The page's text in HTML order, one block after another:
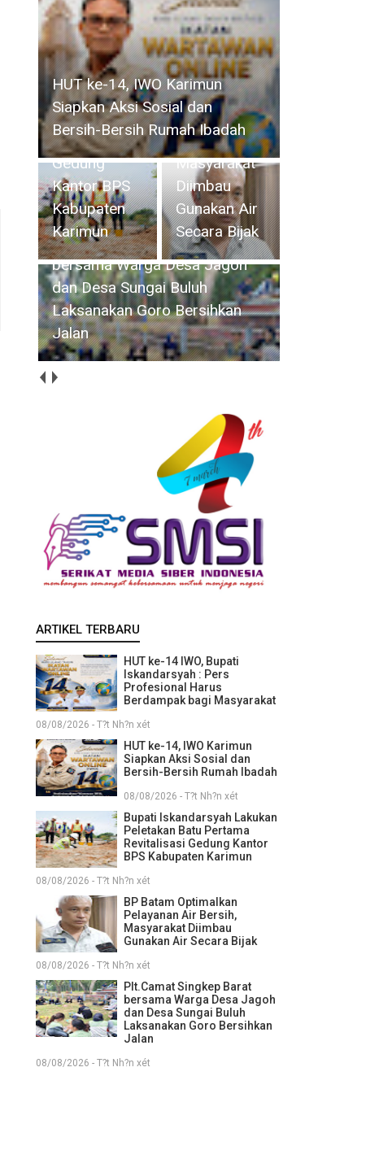
HUT ke-14, IWO Karimun
Siapkan Aksi Sosial dan
Bersih-Bersih Rumah Ibadah
Bupati
Iskandarsyah
Lakukan
Peletakan
Batu
Pertama
Revitalisasi
Gedung
Kantor BPS
Kabupaten
Karimun
BP Batam
Optimalkan
Pelayanan
Air Bersih,
Masyarakat
Diimbau
Gunakan Air
Secara Bijak
Plt.Camat Singkep Barat
bersama Warga Desa Jagoh
dan Desa Sungai Buluh
Laksanakan Goro Bersihkan
Jalan
ARTIKEL TERBARU
HUT ke-14 IWO, Bupati
Iskandarsyah : Pers
Profesional Harus
Berdampak bagi Masyarakat
08/08/2026 - T?t Nh?n xét
HUT ke-14, IWO Karimun
Siapkan Aksi Sosial dan
Bersih-Bersih Rumah Ibadah
08/08/2026 - T?t Nh?n xét
Bupati Iskandarsyah Lakukan
Peletakan Batu Pertama
Revitalisasi Gedung Kantor
BPS Kabupaten Karimun
08/08/2026 - T?t Nh?n xét
BP Batam Optimalkan
Pelayanan Air Bersih,
Masyarakat Diimbau
Gunakan Air Secara Bijak
08/08/2026 - T?t Nh?n xét
Plt.Camat Singkep Barat
bersama Warga Desa Jagoh
dan Desa Sungai Buluh
Laksanakan Goro Bersihkan
Jalan
08/08/2026 - T?t Nh?n xét